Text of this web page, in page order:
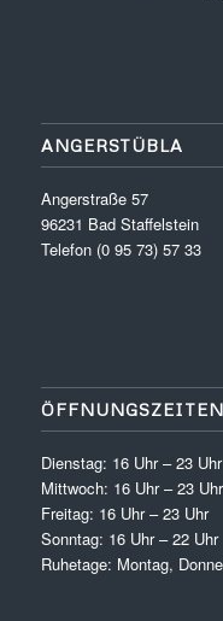
ANGERSTÜBLA
Angerstraße 57
96231 Bad Staffelstein
Telefon (0 95 73) 57 33
ÖFFNUNGSZEITEN
Dienstag: 16 Uhr – 23 Uhr
Mittwoch: 16 Uhr – 23 Uhr
Freitag: 16 Uhr – 23 Uhr
Sonntag: 16 Uhr – 22 Uhr
Ruhetage: Montag,